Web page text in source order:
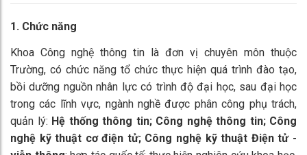
1. Chức năng
Khoa Công nghệ thông tin là đơn vị chuyên môn thuộc
Trường, có chức năng tổ chức thực hiện quá trình đào tạo,
bồi dưỡng nguồn nhân lực có trình độ đại học, sau đại học
trong các lĩnh vực, ngành nghề được phân công phụ trách,
quản lý: Hệ thống thông tin; Công nghệ thông tin; Công
nghệ kỹ thuật cơ điện tử; Công nghệ kỹ thuật Điện tử -